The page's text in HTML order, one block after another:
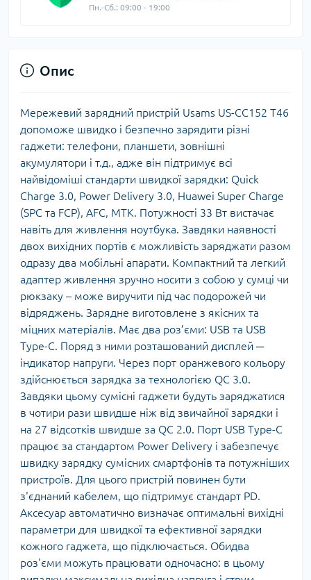
Пн.-Сб.: 09:00 - 19:00
Опис
Мережевий зарядний пристрій Usams US-CC152 T46
допоможе швидко і безпечно зарядити різні
гаджети: телефони, планшети, зовнішні
акумулятори і т.д., адже він підтримує всі
найвідоміші стандарти швидкої зарядки: Quick
Charge 3.0, Power Delivery 3.0, Huawei Super Charge
(SPC та FCP), AFC, MTK. Потужності 33 Вт вистачає
навіть для живлення ноутбука. Завдяки наявності
двох вихідних портів є можливість заряджати разом
одразу два мобільні апарати. Компактний та легкий
адаптер живлення зручно носити з собою у сумці чи
рюкзаку – може виручити під час подорожей чи
відряджень. Зарядне виготовлене з якісних та
міцних матеріалів. Має два роз’єми: USB та USB
Type-C. Поряд з ними розташований дисплей ─
індикатор напруги. Через порт оранжевого кольору
здійснюється зарядка за технологією QC 3.0.
Завдяки цьому сумісні гаджети будуть заряджатися
в чотири рази швидше ніж від звичайної зарядки і
на 27 відсотків швидше за QC 2.0. Порт USB Type-C
працює за стандартом Power Delivery і забезпечує
швидку зарядку сумісних смартфонів та потужніших
пристроїв. Для цього пристрій повинен бути
з'єднаний кабелем, що підтримує стандарт PD.
Аксесуар автоматично визначає оптимальні вихідні
параметри для швидкої та ефективної зарядки
кожного гаджета, що підключається. Обидва
роз'єми можуть працювати одночасно: в цьому